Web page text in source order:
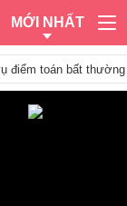
MỚI NHẤT
điểm toán bất